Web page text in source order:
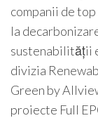
companii de
la
sustenabilității
divizia
Green by
proiecte Full